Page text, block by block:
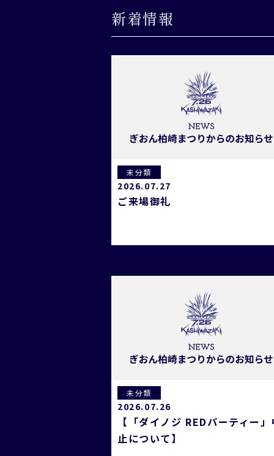
新着情報
未分類
2026.07.27
ご来場御礼
未分類
2026.07.26
【「ダイノジ REDパーティー
止について】